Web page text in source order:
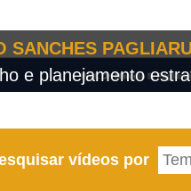
SANCHES
e planejamento
vídeos por